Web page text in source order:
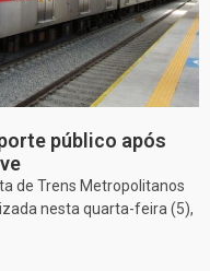
público após
de Trens Metropolitanos
nesta quarta-feira (5),